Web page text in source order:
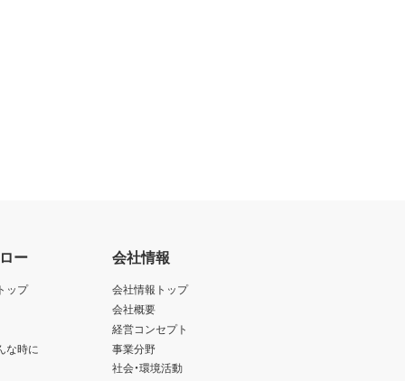
ー
ップ
な時に
会社情報
会社情報トップ
会社概要
経営コンセプト
事業分野
社会・環境活動